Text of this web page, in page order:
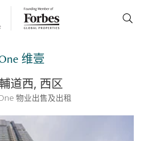
维壹
道西, 西区
物业出售及出租